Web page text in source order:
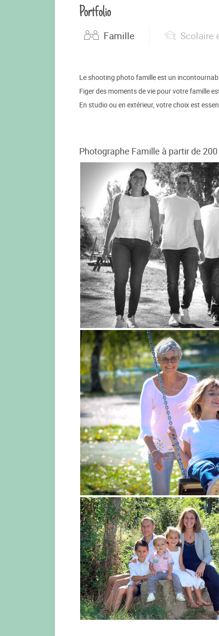
Portfolio
Famille Scolaire
Le shooting photo famille est un
Figer des moments de vie pour votre famille
En studio ou en extérieur, votre choix est
Photographe Famille à partir de